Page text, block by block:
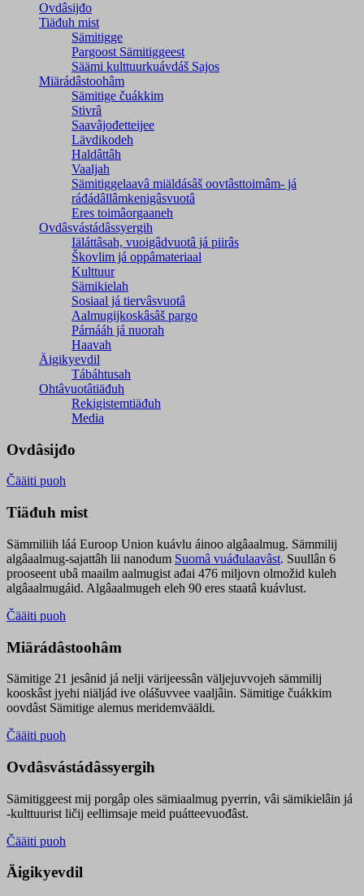
Ovdâsijđo
Tiäđuh mist
Sämitigge
Pargoost Sämitiggeest
Säämi kulttuurkuávdáš Sajos
Miärádâstoohâm
Sämitige čuákkim
Stivrâ
Saavâjođetteijee
Lävdikodeh
Haldâttâh
Vaaljah
Sämitiggelaavâ miäldásâš oovtâsttoimâm- já
ráđádâllâmkenigâsvuotâ
Eres toimâorgaaneh
Ovdâsvástádâssyergih
Iäláttâsah, vuoigâdvuotâ já piirâs
Škovlim já oppâmateriaal
Kulttuur
Sämikielah
Sosiaal já tiervâsvuotâ
Aalmugijkoskâsâš pargo
Párnááh já nuorah
Haavah
Äigikyevdil
Tábáhtusah
Ohtâvuotâtiäđuh
Rekigistemtiäđuh
Media
Ovdâsijđo
Čääiti puoh
Tiäđuh mist
Sämmiliih láá Euroop Union kuávlu áinoo algâaalmug. Sämmilij
algâaalmug-sajattâh lii nanodum Suomâ vuáđulaavâst. Suullân 6
prooseent ubâ maailm aalmugist ađai 476 miljovn olmožid kuleh
algâaalmugáid. Algâaalmugeh eleh 90 eres staatâ kuávlust.
Čääiti puoh
Miärádâstoohâm
Sämitige 21 jesânid já nelji värijeessân väljejuvvojeh sämmilij
kooskâst jyehi niäljád ive olášuvvee vaaljâin. Sämitige čuákkim
oovdâst Sämitige alemus meridemvääldi.
Čääiti puoh
Ovdâsvástádâssyergih
Sämitiggeest mij porgâp oles sämiaalmug pyerrin, vâi sämikielâin já
-kulttuurist ličij eellimsaje meid puátteevuođâst.
Čääiti puoh
Äigikyevdil